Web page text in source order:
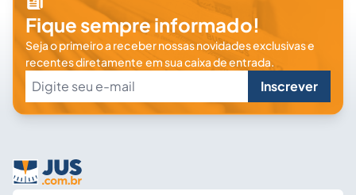
Fique sempre informado!
Seja o primeiro a receber nossas novidades exclusivas e
recentes diretamente em sua caixa de entrada.
Inscrever